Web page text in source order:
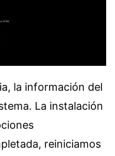
la información del
La instalación
reiniciamos